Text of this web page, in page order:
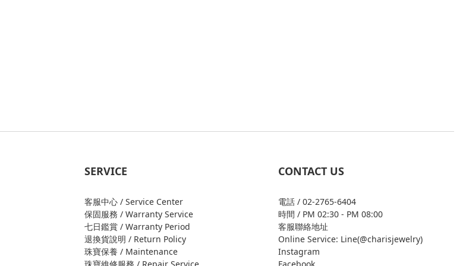
SERVICE
客服中心 / Service Center
保固服務 / Warranty Service
七日鑑賞 / Warranty Period
退換貨說明 / Return Policy
珠寶保養 / Maintenance
CONTACT US
電話 / 02-2765-6404
時間 / PM 02:30 - PM 08:00
客服聯絡地址
Online Service: Line(@charisjewelry)
Instagram